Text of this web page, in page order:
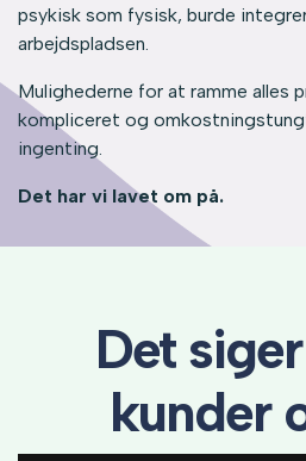
psykisk som fysisk, burde
arbejdspladsen.
Mulighederne for at ramme alles
kompliceret og
ingenting.
Det har vi lavet om på.
Det
kunder